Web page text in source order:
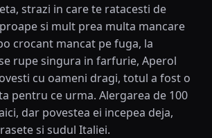
strazi in care te ratacesti de
si mult prea multa mancare
crocant mancat pe fuga, la
rupe singura in farfurie, Aperol
cu oameni dragi, totul a fost o
pentru ce urma. Alergarea de 100
dar povestea ei incepea deja,
si sudul Italiei.